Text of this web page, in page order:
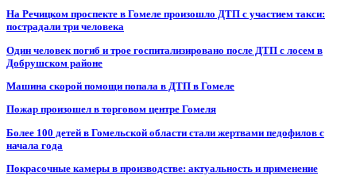
На Речицком проспекте в Гомеле произошло ДТП с участием такси:
пострадали три человека
Один человек погиб и трое госпитализировано после ДТП с лосем в
Добрушском районе
Машина скорой помощи попала в ДТП в Гомеле
Пожар произошел в торговом центре Гомеля
Более 100 детей в Гомельской области стали жертвами педофилов с
начала года
Покрасочные камеры в производстве: актуальность и применение